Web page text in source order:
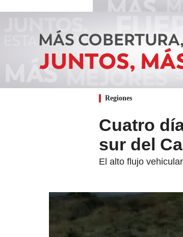
Regiones
Cuatro
sur del
El alto flujo